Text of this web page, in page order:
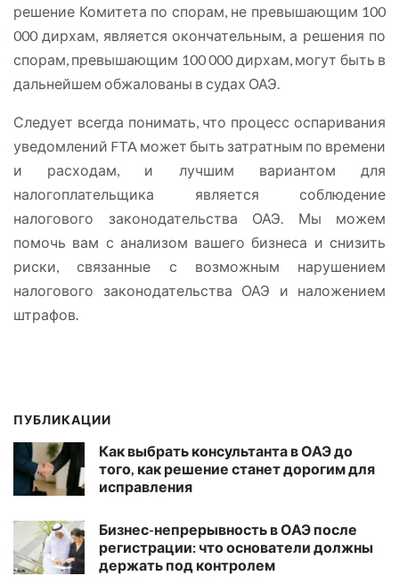
решение Комитета по спорам, не превышающим 100
000 дирхам, является окончательным, а решения по
спорам, превышающим 100 000 дирхам, могут быть в
дальнейшем обжалованы в судах ОАЭ.
Следует всегда понимать, что процесс оспаривания
уведомлений FTA может быть затратным по времени
и расходам, и лучшим вариантом для
налогоплательщика является соблюдение
налогового законодательства ОАЭ. Мы можем
помочь вам с анализом вашего бизнеса и снизить
риски, связанные с возможным нарушением
налогового законодательства ОАЭ и наложением
штрафов.
ПУБЛИКАЦИИ
Как выбрать консультанта в ОАЭ до
того, как решение станет дорогим для
исправления
Бизнес-непрерывность в ОАЭ после
регистрации: что основатели должны
держать под контролем